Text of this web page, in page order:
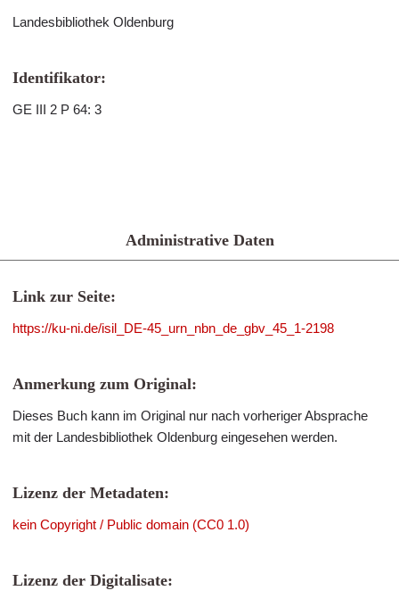
Landesbibliothek Oldenburg
Identifikator:
GE III 2 P 64: 3
Administrative Daten
Link zur Seite:
https://ku-ni.de/isil_DE-45_urn_nbn_de_gbv_45_1-2198
Anmerkung zum Original:
Dieses Buch kann im Original nur nach vorheriger Absprache
mit der Landesbibliothek Oldenburg eingesehen werden.
Lizenz der Metadaten:
kein Copyright / Public domain (CC0 1.0)
Lizenz der Digitalisate: